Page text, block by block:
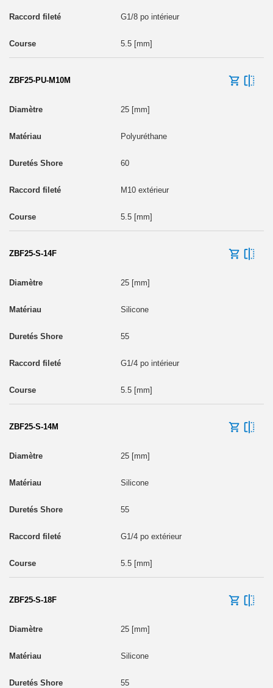
G1/8 po intérieur
5.5 [mm]
ZBF25-PU-M10M
25 [mm]
Polyuréthane
60
M10 extérieur
5.5 [mm]
ZBF25-S-14F
25 [mm]
Silicone
55
G1/4 po intérieur
5.5 [mm]
ZBF25-S-14M
25 [mm]
Silicone
55
G1/4 po extérieur
5.5 [mm]
ZBF25-S-18F
25 [mm]
Silicone
55